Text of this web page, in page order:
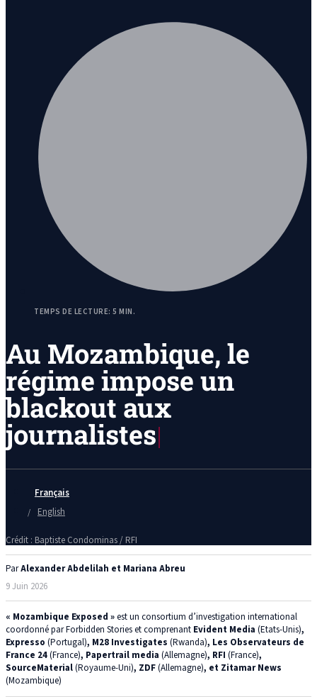
TEMPS DE LECTURE: 5 MIN.
Au Mozambique, le
régime impose un
blackout aux
journalistes
Français
English
Crédit : Baptiste Condominas / RFI
ParAlexander Abdelilah et Mariana Abreu
9 Juin 2026
« Mozambique Exposed »est un consortium d’investigation international
coordonné par Forbidden Stories et comprenant Evident Media (Etats-Unis),
Expresso (Portugal), M28 Investigates (Rwanda), Les Observateurs de
France 24(France), Papertrail media (Allemagne), RFI (France),
SourceMaterial(Royaume-Uni), ZDF(Allemagne), et Zitamar News
(Mozambique)